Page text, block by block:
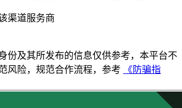
渠道服务商
份及其所发布的信息仅供参考，本平台不
风险，规范合作流程，参考
《防骗指